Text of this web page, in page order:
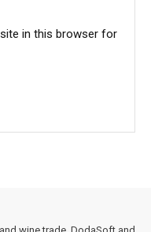
in this browser for